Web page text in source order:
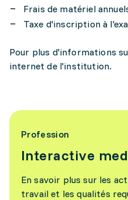
Frais de matériel
Taxe d'inscription à
Pour plus d'informations
internet de l'institution.
Profession
Interactive
En savoir plus sur les
travail et les qualités